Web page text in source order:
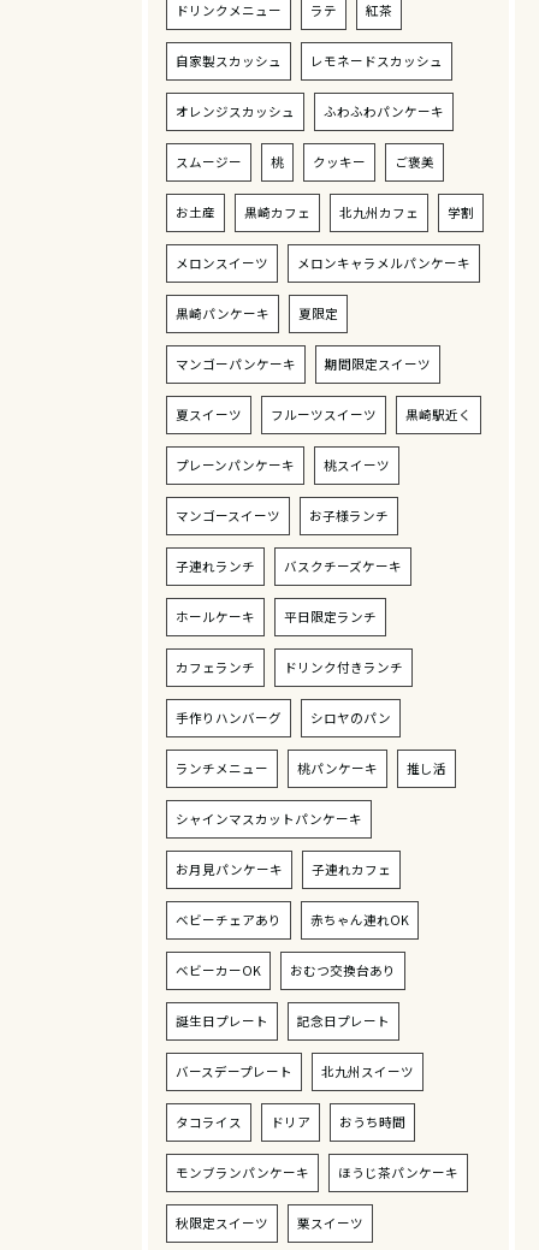
ドリンクメニュー ラテ 紅茶
自家製スカッシュ レモネードスカッシュ
オレンジスカッシュ ふわふわパンケーキ
スムージー 桃 クッキー ご褒美
お土産 黒崎カフェ 北九州カフェ 学割
メロンスイーツ メロンキャラメルパンケーキ
黒崎パンケーキ 夏限定
マンゴーパンケーキ 期間限定スイーツ
夏スイーツ フルーツスイーツ 黒崎駅近く
プレーンパンケーキ 桃スイーツ
マンゴースイーツ お子様ランチ
子連れランチ バスクチーズケーキ
ホールケーキ 平日限定ランチ
カフェランチ ドリンク付きランチ
手作りハンバーグ シロヤのパン
ランチメニュー 桃パンケーキ 推し活
シャインマスカットパンケーキ
お月見パンケーキ 子連れカフェ
ベビーチェアあり 赤ちゃん連れOK
ベビーカーOK おむつ交換台あり
誕生日プレート 記念日プレート
バースデープレート 北九州スイーツ
タコライス ドリア おうち時間
モンブランパンケーキ ほうじ茶パンケーキ
秋限定スイーツ 栗スイーツ